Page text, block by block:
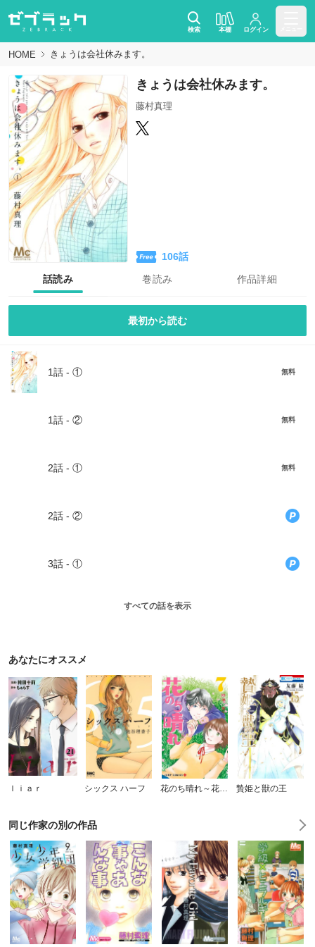
検索 本棚 ログイン
HOME きょうは会社休みます。
きょうは会社休みます。
藤村真理
106話
話読み
巻読み 作品詳細
最初から読む
1話 - ① 無料
1話 - ② 無料
2話 - ① 無料
2話 - ②
3話 - ①
すべての話を表示
あなたにオススメ
ｌｉａｒ シックス ハーフ 贄姫と獣の王
同じ作家の別の作品